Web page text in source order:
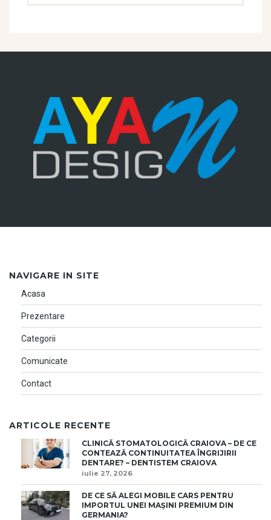
NAVIGARE IN SITE
Acasa
Prezentare
Categorii
Comunicate
Contact
ARTICOLE RECENTE
CLINICĂ STOMATOLOGICĂ CRAIOVA – DE CE
CONTEAZĂ CONTINUITATEA ÎNGRIJIRII
DENTARE? – DENTISTEM CRAIOVA
iulie 27, 2026
DE CE SĂ ALEGI MOBILE CARS PENTRU
IMPORTUL UNEI MAȘINI PREMIUM DIN
GERMANIA?